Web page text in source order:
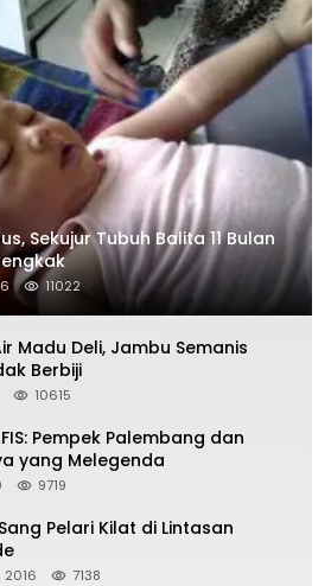
Sekujur Tubuh Balita 11 Bulan
11022
Madu Deli, Jambu Semanis
Berbiji
10615
Pempek Palembang dan
yang Melegenda
9719
Pelari Kilat di Lintasan
7138